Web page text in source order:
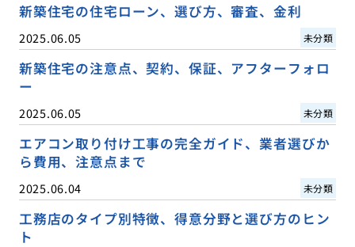
新築住宅の住宅ローン、選び方、審査、金利
2025.06.05 未分類
新築住宅の注意点、契約、保証、アフターフォロ
ー
2025.06.05 未分類
エアコン取り付け工事の完全ガイド、業者選びか
ら費用、注意点まで
2025.06.04 未分類
工務店のタイプ別特徴、得意分野と選び方のヒン
ト